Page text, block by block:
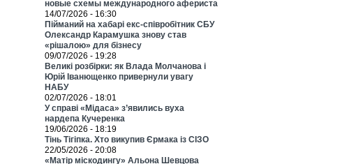
новые схемы международного афериста
14/07/2026 - 16:30
Пійманий на хабарі екс-співробітник СБУ
Олександр Карамушка знову став
«рішалою» для бізнесу
09/07/2026 - 19:28
Великі розбірки: як Влада Молчанова і
Юрій Іванющенко привернули увагу
НАБУ
02/07/2026 - 18:01
У справі «Мідаса» з’явились вуха
нардепа Кучеренка
19/06/2026 - 18:19
Тінь Тігіпка. Хто викупив Єрмака із СІЗО
22/05/2026 - 20:08
«Матір міскодингу» Альона Шевцова